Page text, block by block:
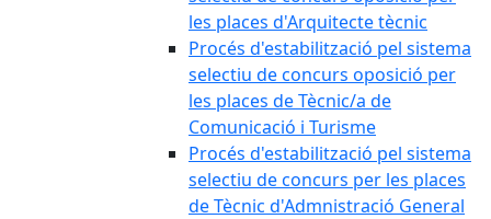
les places d'Arquitecte tècnic
Procés d'estabilització pel sistema
selectiu de concurs oposició per
les places de Tècnic/a de
Comunicació i Turisme
Procés d'estabilització pel sistema
selectiu de concurs per les places
de Tècnic d'Admnistració General